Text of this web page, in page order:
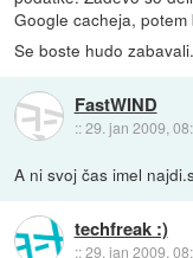
Google cacheja,
Se boste hudo zabavali.
FastWIND
::29. jan 2009,
A ni svoj čas imel
techfreak :)
::29. jan 2009,